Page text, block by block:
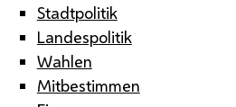
Stadtpolitik
Landespolitik
Wahlen
Mitbestimmen